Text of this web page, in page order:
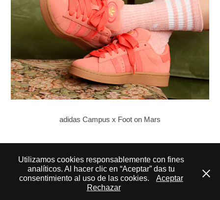
adidas Campus x Foot on Mars
© 2007 – 2025 Volarte Branding
Utilizamos cookies responsablemente con fines
analíticos. Al hacer clic en “Aceptar” das tu
consentimiento al uso de las cookies.
Aceptar
Rechazar